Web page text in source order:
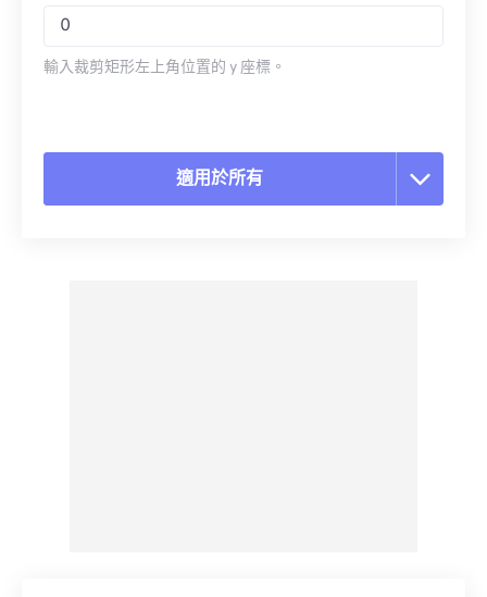
輸入裁剪矩形左上角位置的 y 座標。
適用於所有